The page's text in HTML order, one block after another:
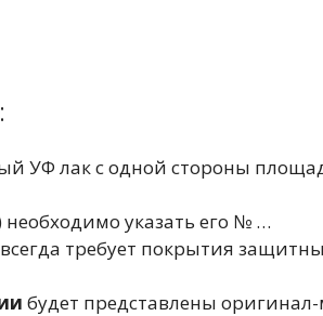
УФ лак с одной стороны
необходимо указать его № …
требует покрытия
будет представлены оригинал-